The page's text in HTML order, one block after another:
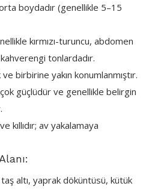
boydadır (genellikle 5–15
kırmızı-turuncu, abdomen
tonlardadır.
birbirine yakın konumlanmıştır.
güçlüdür ve genellikle belirgin
kıllıdır; av yakalamaya
altı, yaprak döküntüsü, kütük